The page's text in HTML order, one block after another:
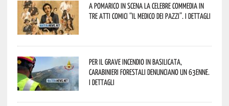
A Pomarico in scena la celebre commedia in
tre atti comici “Il medico dei pazzi”. I dettagli
Per il grave incendio in Basilicata,
Carabinieri forestali denunciano un 63enne.
I dettagli